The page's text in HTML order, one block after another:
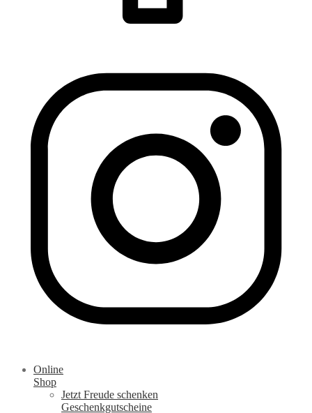
Online
Shop
Jetzt Freude schenken
Geschenkgutscheine